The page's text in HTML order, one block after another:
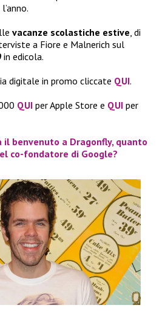
vacanze scolastiche estive , di
a Fiore e Malnerich sul
in edicola.
digitale in promo cliccate QUI.
QUI per Apple Store e QUI per
il benvenuto a Dragonfly, quanto
co-fondatore di Google?